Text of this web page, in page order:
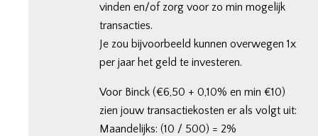
vinden en/of zorg voor zo min mogelijk
transacties.
Je zou bijvoorbeeld kunnen overwegen 1x
per jaar het geld te investeren.
Voor Binck (€6,50 + 0,10% en min €10)
zien jouw transactiekosten er als volgt uit:
Maandelijks: (10 / 500) = 2%